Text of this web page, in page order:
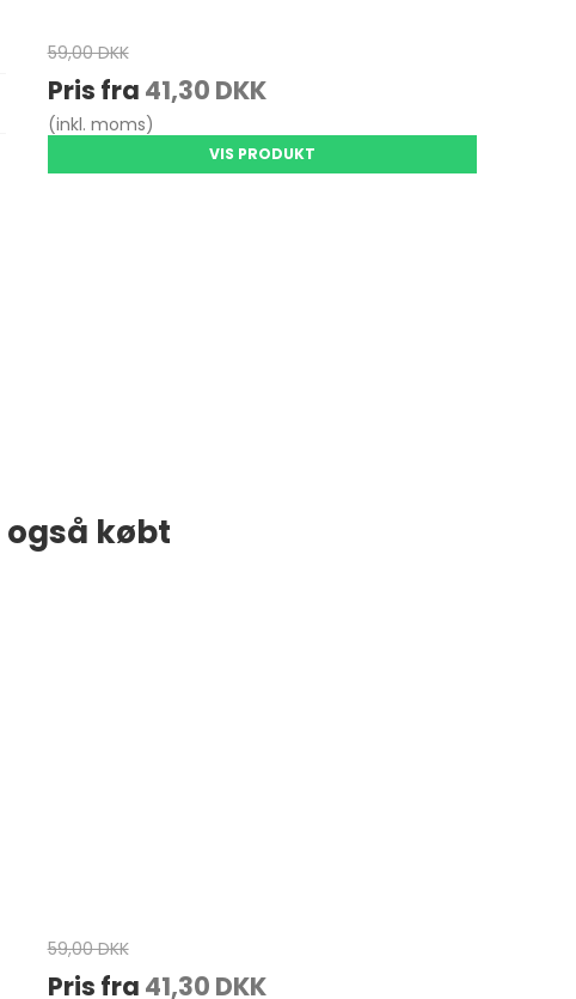
59,00 DKK
Pris fra 41,30 DKK
(inkl. moms)
VIS PRODUKT
købt
59,00 DKK
Pris fra 41,30 DKK